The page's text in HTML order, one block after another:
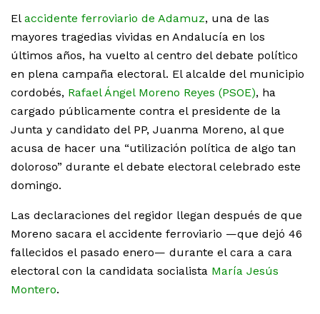
El accidente ferroviario de Adamuz, una de las
mayores tragedias vividas en Andalucía en los
últimos años, ha vuelto al centro del debate político
en plena campaña electoral. El alcalde del municipio
cordobés, Rafael Ángel Moreno Reyes (PSOE), ha
cargado públicamente contra el presidente de la
Junta y candidato del PP, Juanma Moreno, al que
acusa de hacer una “utilización política de algo tan
doloroso” durante el debate electoral celebrado este
domingo.
Las declaraciones del regidor llegan después de que
Moreno sacara el accidente ferroviario —que dejó 46
fallecidos el pasado enero— durante el cara a cara
electoral con la candidata socialista María Jesús
Montero.